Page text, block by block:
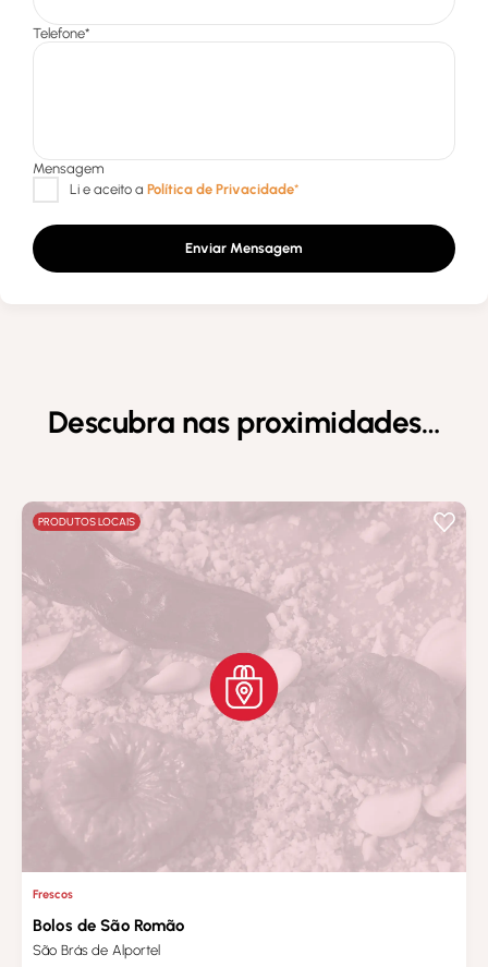
Enviar Mensagem
Descubra nas proximidades…
PRODUTOS LOCAIS
Frescos
Bolos de São Romão
São Brás de Alportel